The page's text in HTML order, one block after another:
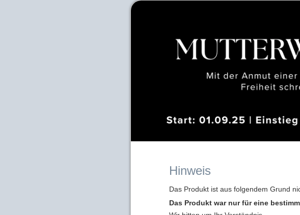
Hinweis
Das Produkt ist aus folgendem Grund
Das Produkt war nur für eine